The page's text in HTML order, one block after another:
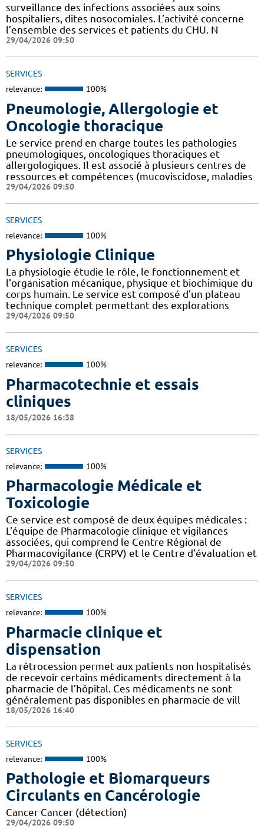
surveillance des infections associées aux soins
hospitaliers, dites nosocomiales. L’activité concerne
l’ensemble des services et patients du CHU. N
29/04/2026 09:50
SERVICES
relevance: 100%
Pneumologie, Allergologie et
Oncologie thoracique
Le service prend en charge toutes les pathologies
pneumologiques, oncologiques thoraciques et
allergologiques. Il est associé à plusieurs centres de
ressources et compétences (mucoviscidose, maladies
29/04/2026 09:50
SERVICES
relevance: 100%
Physiologie Clinique
La physiologie étudie le rôle, le fonctionnement et
l'organisation mécanique, physique et biochimique du
corps humain. Le service est composé d'un plateau
technique complet permettant des explorations
29/04/2026 09:50
SERVICES
relevance: 100%
Pharmacotechnie et essais
cliniques
18/05/2026 16:38
SERVICES
relevance: 100%
Pharmacologie Médicale et
Toxicologie
Ce service est composé de deux équipes médicales :
L'équipe de Pharmacologie clinique et vigilances
associées, qui comprend le Centre Régional de
Pharmacovigilance (CRPV) et le Centre d’évaluation et
29/04/2026 09:50
SERVICES
relevance: 100%
Pharmacie clinique et
dispensation
La rétrocession permet aux patients non hospitalisés
de recevoir certains médicaments directement à la
pharmacie de l’hôpital. Ces médicaments ne sont
généralement pas disponibles en pharmacie de vill
18/05/2026 16:40
SERVICES
relevance: 100%
Pathologie et Biomarqueurs
Circulants en Cancérologie
Cancer Cancer (détection)
29/04/2026 09:50